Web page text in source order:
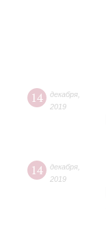
14 декабря
2019
14 декабря
2019